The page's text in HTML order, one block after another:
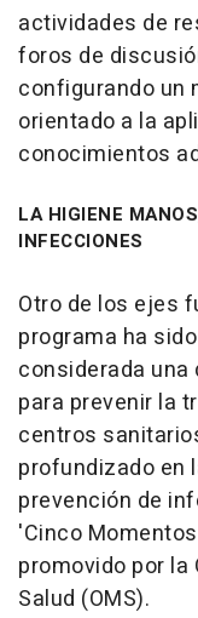
actividades de
foros de
configurando un
orientado a la
conocimientos
LA HIGIENE
INFECCIONES
Otro de los ejes
programa ha
considerada
para prevenir la
centros
profundizado en
prevención de
'Cinco
promovido por la
Salud (OMS).